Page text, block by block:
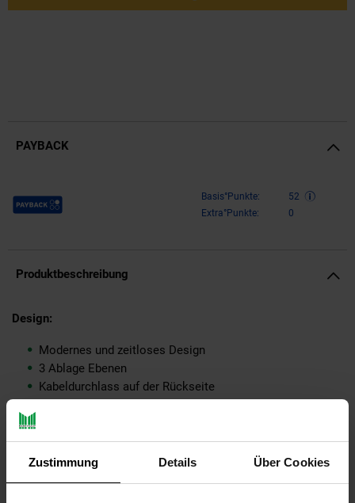
Zustimmung Details Über Cookies
PAYBACK
Payback Punkte Basis°Punkte:
52
Extra°Punkte:
0
Produktbeschreibung
Design:
Modernes und zeitloses Design
3 Ablage Ebenen
Kabeldurchlass auf der Rückseite
Seitliche Ablageflächen